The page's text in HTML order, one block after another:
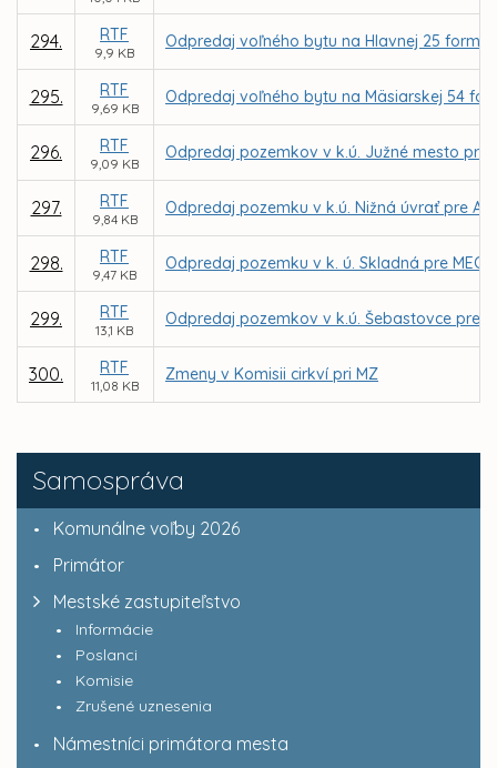
Samospráva
Komunálne voľby 2026
Primátor
Mestské zastupiteľstvo
Informácie
Poslanci
Komisie
Zrušené uznesenia
Námestníci primátora mesta
294. RTF
9,9 KB
Odpredaj voľného bytu na Hlavnej 25
295. RTF
9,69 KB
Odpredaj voľného bytu na Mäsiarskej 54
296. RTF
9,09 KB
Odpredaj pozemkov v k.ú. Južné mesto pre
297. RTF
9,84 KB
Odpredaj pozemku v k.ú. Nižná úvrať pre
298. RTF
9,47 KB
Odpredaj pozemku v k. ú. Skladná pre
299. RTF
13,1 KB
Odpredaj pozemkov v k.ú. Šebastovce pre
300. RTF
11,08 KB
Zmeny v Komisii cirkví pri MZ